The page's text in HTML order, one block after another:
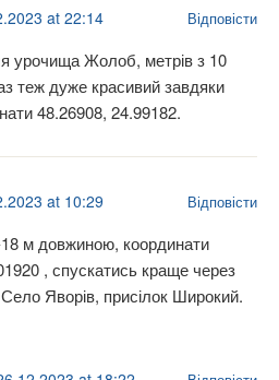
at 22:14 Відповісти
урочища Жолоб, метрів з 10
теж дуже красивий завдяки
48.26908, 24.99182.
at 10:29 Відповісти
м довжиною, координати
, спускатись краще через
Село Яворів, присілок Широкий.